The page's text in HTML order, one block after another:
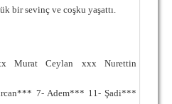
bir sevinç ve coşku yaşattı.
Murat Ceylan xxx Nurettin
7- Adem*** 11- Şadi***